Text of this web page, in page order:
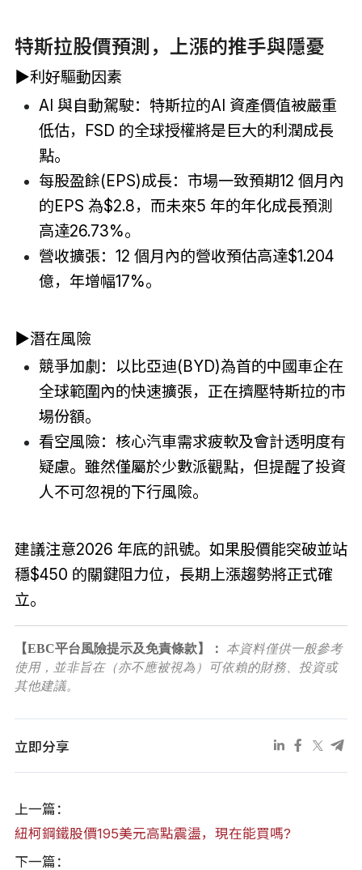
特斯拉股價預測，上漲的推手與隱憂
▶利好驅動因素
AI 與自動駕駛：特斯拉的AI 資產價值被嚴重
低估，FSD 的全球授權將是巨大的利潤成長
點。
每股盈餘(EPS)成長：市場一致預期12 個月內
的EPS 為$2.8，而未來5 年的年化成長預測
高達26.73%。
營收擴張：12 個月內的營收預估高達$1.204
億，年增幅17%。
▶潛在風險
競爭加劇：以比亞迪(BYD)為首的中國車企在
全球範圍內的快速擴張，正在擠壓特斯拉的市
場份額。
看空風險：核心汽車需求疲軟及會計透明度有
疑慮。雖然僅屬於少數派觀點，但提醒了投資
人不可忽視的下行風險。
建議注意2026 年底的訊號。如果股價能突破並站
穩$450 的關鍵阻力位，長期上漲趨勢將正式確
立。
【EBC平台風險提示及免責條款】：
本資料僅供一般參考
使用，並非旨在（亦不應被視為）可依賴的財務、投資或
其他建議。
立即分享
上一篇：
紐柯鋼鐵股價195美元高點震盪，現在能買嗎?
下一篇：